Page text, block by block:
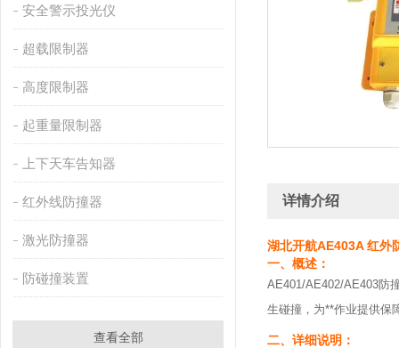
安全警示投光仪
超载限制器
高度限制器
起重量限制器
上下天车告知器
红外线防撞器
激光防撞器
防碰撞装置
查看全部
详情介绍
湖北开航AE403A 红外
一、概述：
AE401/AE402/AE403防
生碰撞，为**作业提供保
二、详细说明：